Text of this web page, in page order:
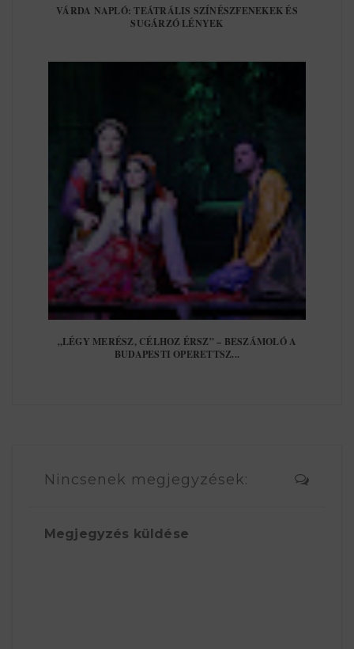
VÁRDA NAPLÓ: TEÁTRÁLIS SZÍNÉSZFENEKEK ÉS
SUGÁRZÓ LÉNYEK
„LÉGY MERÉSZ, CÉLHOZ ÉRSZ” – BESZÁMOLÓ A
BUDAPESTI OPERETTSZ...
Nincsenek megjegyzések:
Megjegyzés küldése